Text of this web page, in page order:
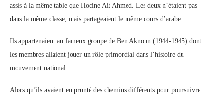
assis à la même table que Hocine Ait Ahmed. Les deux n’étaient pas
dans la même classe, mais partageaient le même cours d’arabe.
Ils appartenaient au fameux groupe de Ben Aknoun (1944-1945) dont
les membres allaient jouer un rôle primordial dans l’histoire du
mouvement national .
Alors qu’ils avaient emprunté des chemins différents pour poursuivre